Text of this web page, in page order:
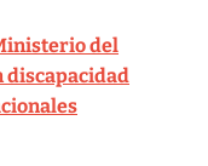
del
discapacidad